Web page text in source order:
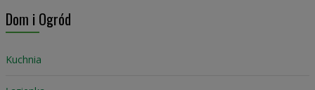
Dom i Ogród
Kuchnia